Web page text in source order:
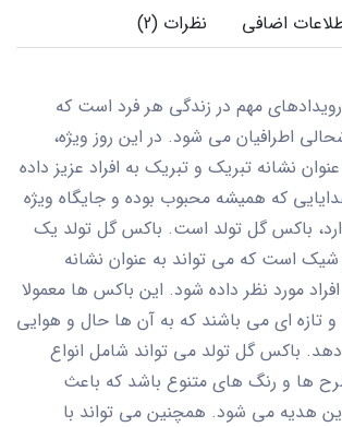
اضافی نظرات (2)
مهم در زندگی هر فرد است که
اطرافیان می شود. در این روز ویژه،
نشانه تبریک و تبریک به افراد عزیز داده
که همیشه محبوب بوده و جایگاه ویژه
باکس گل تولد است. باکس گل تولد یک
شیک است که می تواند به عنوان نشانه
مورد نظر داده شود. این باکس ها معمولا
تازه ای می باشند که به آن ها حال و هوایی
باکس گل تولد می تواند شامل انواع
ها و رنگ های متنوع باشد که باعث
هدیه می شود. همچنین می تواند با